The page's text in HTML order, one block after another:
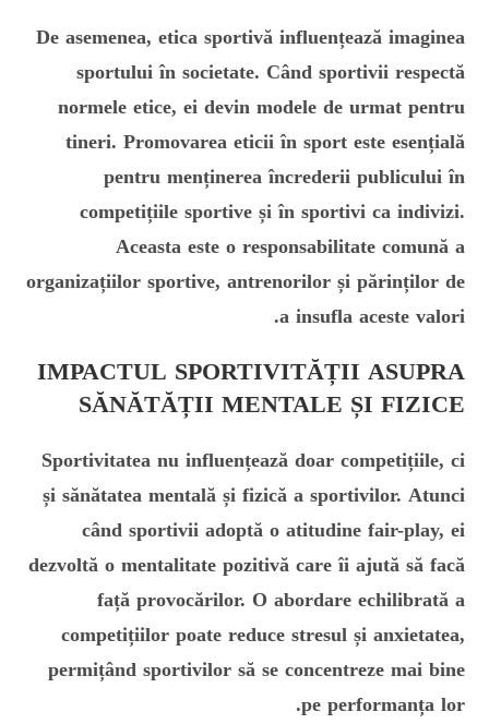
De asemenea, etica sportivă influențează imaginea
sportului în societate. Când sportivii respectă
normele etice, ei devin modele de urmat pentru
tineri. Promovarea eticii în sport este esențială
pentru menținerea încrederii publicului în
competițiile sportive și în sportivi ca indivizi.
Aceasta este o responsabilitate comună a
organizațiilor sportive, antrenorilor și părinților de
a insufla aceste valori.
IMPACTUL SPORTIVITĂȚII ASUPRA
SĂNĂTĂȚII MENTALE ȘI FIZICE
Sportivitatea nu influențează doar competițiile, ci
și sănătatea mentală și fizică a sportivilor. Atunci
când sportivii adoptă o atitudine fair-play, ei
dezvoltă o mentalitate pozitivă care îi ajută să facă
față provocărilor. O abordare echilibrată a
competițiilor poate reduce stresul și anxietatea,
permițând sportivilor să se concentreze mai bine
pe performanța lor.